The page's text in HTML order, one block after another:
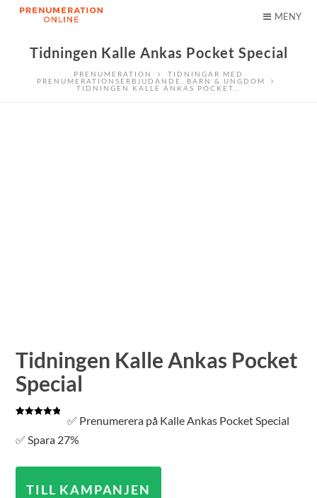
MENY
Tidningen Kalle Ankas Pocket Special
PRENUMERATION
TIDNINGAR MED
PRENUMERATIONSERBJUDANDE
BARN & UNGDOM
TIDNINGEN KALLE ANKAS POCKET…
Tidningen Kalle Ankas Pocket
Special
baserat på
kundrecension
✅ Prenumerera på Kalle Ankas Pocket Special
✅ Spara 27%
TILL KAMPANJEN